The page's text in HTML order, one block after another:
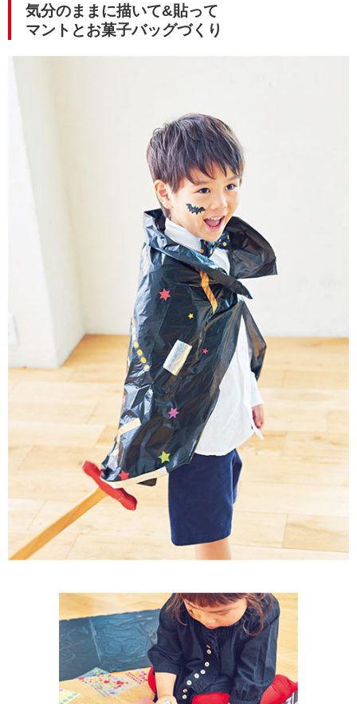
気分のままに描いて&貼って
マントとお菓子バッグづくり